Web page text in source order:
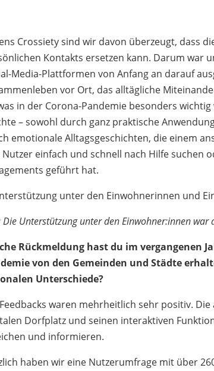
Crossiety sind wir davon überzeugt, dass
Kontakts ersetzen kann. Darum war
Media-Plattformen von Anfang an darauf
vor Ort, das alltägliche
in der Corona-Pandemie besonders
– sowohl durch ganz praktische
emotionale Alltagsgeschichten, die einem
einfach und schnell nach Hilfe suchen
geführt hat.
Die Unterstützung unter den Einwohner:innen
Rückmeldung hast du im vergangenen
von den Gemeinden und Städte
Unterschiede?
waren mehrheitlich sehr positiv.
Dorfplatz und seinen interaktiven
und informieren.
haben wir eine Nutzerumfrage mit über